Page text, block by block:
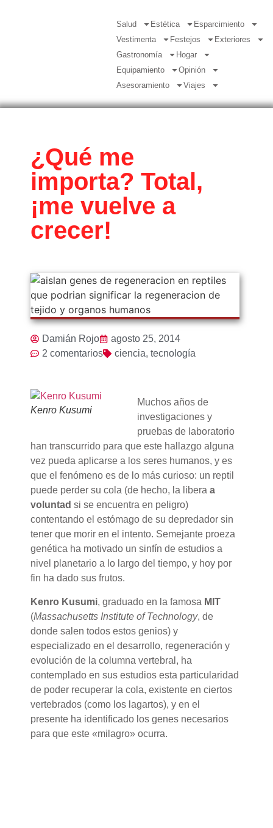
Salud Estética
Esparcimiento
Vestimenta
Festejos
Exteriores
Gastronomía
Hogar
Equipamiento
Opinión
Asesoramiento
Viajes
¿Qué me
importa? Total,
¡me vuelve a
crecer!
Damián Rojo
agosto 25, 2014
2 comentarios
ciencia, tecnología
Kenro Kusumi
Muchos años de
investigaciones y
pruebas de laboratorio
han transcurrido para que este hallazgo alguna
vez pueda aplicarse a los seres humanos, y es
que el fenómeno es de lo más curioso: un reptil
puede perder su cola (de hecho, la libera a
voluntad si se encuentra en peligro)
contentando el estómago de su depredador sin
tener que morir en el intento. Semejante proeza
genética ha motivado un sinfín de estudios a
nivel planetario a lo largo del tiempo, y hoy por
fin ha dado sus frutos.
Kenro Kusumi, graduado en la famosa MIT
(Massachusetts Institute of Technology, de
donde salen todos estos genios) y
especializado en el desarrollo, regeneración y
evolución de la columna vertebral, ha
contemplado en sus estudios esta particularidad
de poder recuperar la cola, existente en ciertos
vertebrados (como los lagartos), y en el
presente ha identificado los genes necesarios
para que este «milagro» ocurra.